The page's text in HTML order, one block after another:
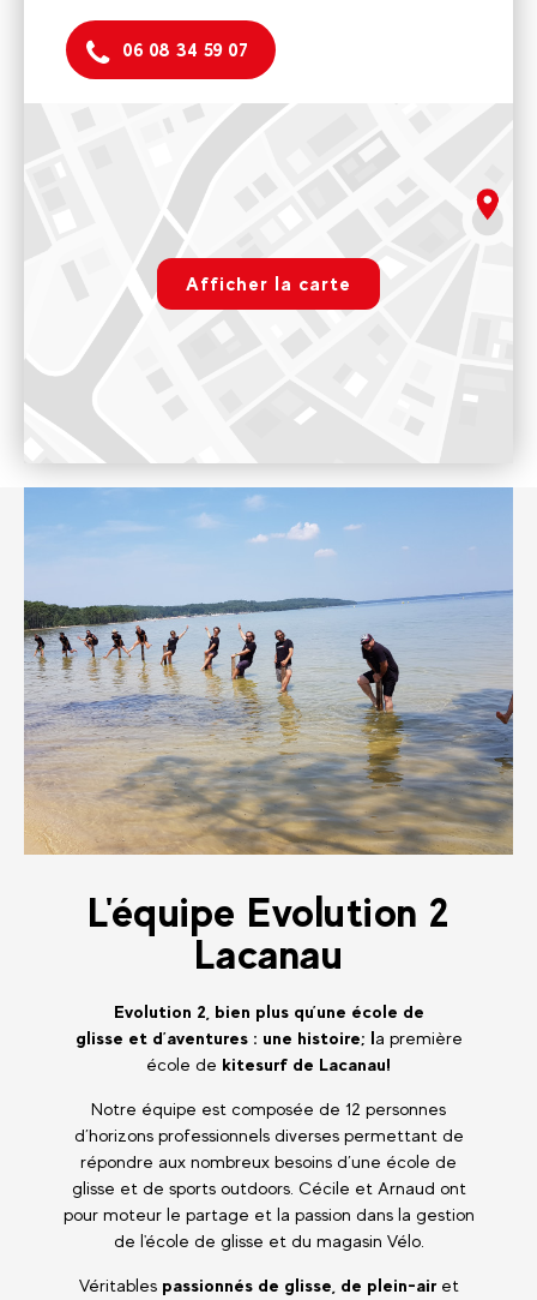
06 08 34 59 07
rgpd.advert.map
Paramétrer
Evolution2 Lacanau Moutchic
Evolution2 Lacanau - Plage du Moutchic
Ouvert tous les jours
Voir sur Google Maps
Bike Expérience Lacanau
29 route de l'Atlantique, Le Huga, 33680 Lacanau
9h00 - 19h30
Voir sur Google Maps
Afficher la carte
L'équipe Evolution 2
Lacanau
Evolution 2, bien plus qu’une école de
glisse et d’aventures : une histoire; la première
école de kitesurf de Lacanau!
Notre équipe est composée de 12 personnes
d’horizons professionnels diverses permettant de
répondre aux nombreux besoins d’une école de
glisse et de sports outdoors. Cécile et Arnaud ont
pour moteur le partage et la passion dans la gestion
de l'école de glisse et du magasin Vélo.
Véritables passionnés de glisse, de plein-air et